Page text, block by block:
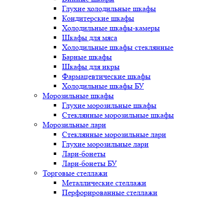
Глухие холодильные шкафы
Кондитерские шкафы
Холодильные шкафы-камеры
Шкафы для мяса
Холодильные шкафы стеклянные
Барные шкафы
Шкафы для икры
Фармацевтические шкафы
Холодильные шкафы БУ
Морозильные шкафы
Глухие морозильные шкафы
Стеклянные морозильные шкафы
Морозильные лари
Стеклянные морозильные лари
Глухие морозильные лари
Лари-бонеты
Лари-бонеты БУ
Торговые стеллажи
Металлические стеллажи
Перфорированные стеллажи